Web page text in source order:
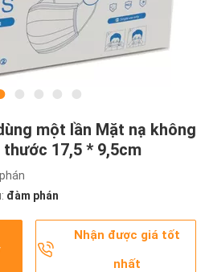
một lần Mặt nạ không
17,5 * 9,5cm
đàm phán
Nhận được giá tốt
nhất